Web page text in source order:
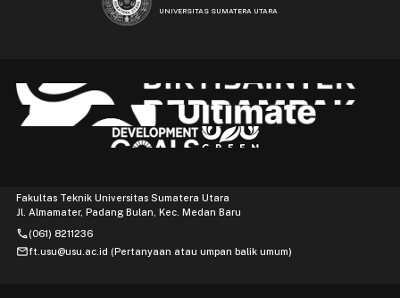
UNIVERSITAS SUMATERA UTARA
Fakultas Teknik Universitas Sumatera Utara
Jl. Almamater, Padang Bulan, Kec. Medan Baru
phone(061) 8211236
mailft.usu@usu.ac.id (Pertanyaan atau umpan balik umum)